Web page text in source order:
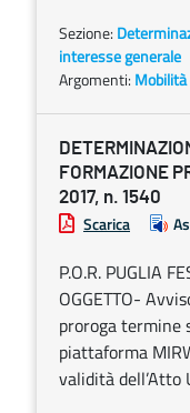
Sezione:
interesse generale
Argomenti:
FORMAZIONE
2017, n. 1540
Scarica
P.O.R. PUGLIA
OGGETTO-
proroga termine
piattaforma
validità dell’Atto